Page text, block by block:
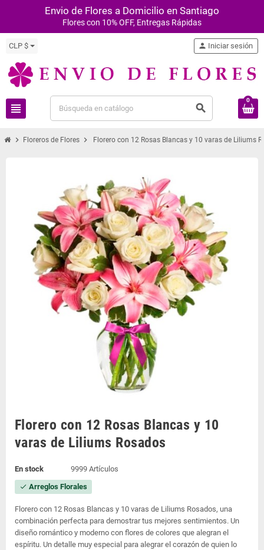
Envio de Flores a Domicilio en Santiago
Flores con 10% OFF, Entregas Rápidas
CLP $
view_headline search
person Iniciar sesión
0
chevron_right Floreros de Flores chevron_right Florero con 12 Rosas Blancas y 10 varas de Liliums
Florero con 12 Rosas Blancas y 10
varas de Liliums Rosados
En stock 9999 Artículos
check Arreglos Florales
Florero con 12 Rosas Blancas y 10 varas de Liliums Rosados, una
combinación perfecta para demostrar tus mejores sentimientos. Un
diseño romántico y moderno con flores de colores que alegran el
espíritu. Un detalle muy especial para alegrar el corazón de quien lo